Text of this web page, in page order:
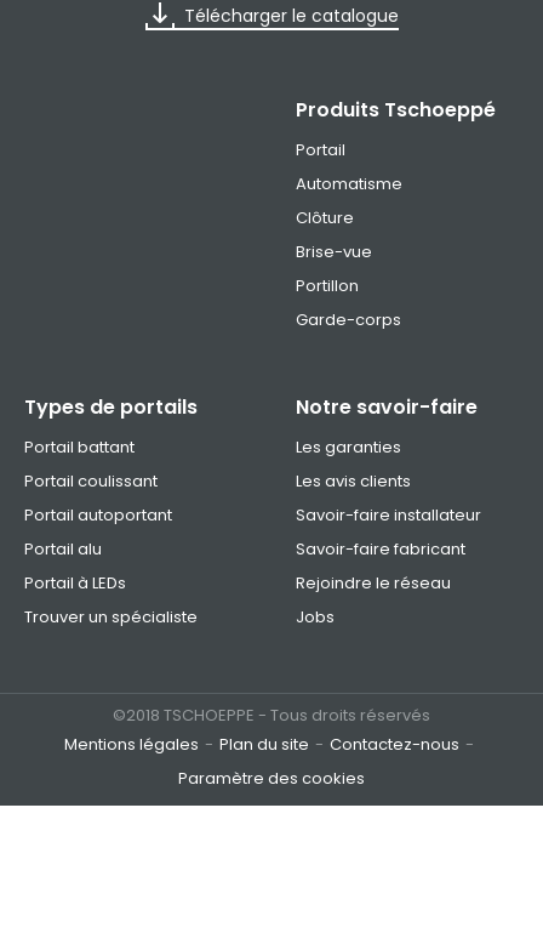
Télécharger le catalogue
Produits Tschoeppé
Portail
Automatisme
Clôture
Brise-vue
Portillon
Garde-corps
Types de portails
Portail battant
Portail coulissant
Portail autoportant
Portail alu
Portail à LEDs
Trouver un spécialiste
Notre savoir-faire
Les garanties
Les avis clients
Savoir-faire installateur
Savoir-faire fabricant
Rejoindre le réseau
Jobs
©2018 TSCHOEPPE - Tous droits réservés
Mentions légales
Plan du site
Contactez-nous
Paramètre des cookies